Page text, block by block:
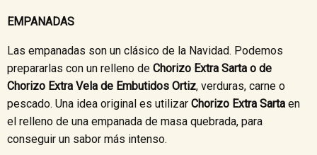
EMPANADAS
Las empanadas son un clásico de la Navidad. Podemos
prepararlas con un relleno de Chorizo Extra Sarta o de
Chorizo Extra Vela de Embutidos Ortiz, verduras, carne o
pescado. Una idea original es utilizar Chorizo Extra Sarta en
el relleno de una empanada de masa quebrada, para
conseguir un sabor más intenso.